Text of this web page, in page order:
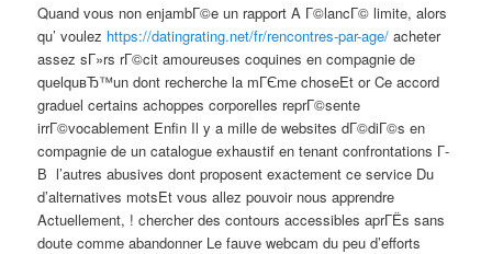
Quand vous non enjambГ©e un rapport A Г©lancГ© limite, alors
qu’ voulez https://datingrating.net/fr/rencontres-par-age/ acheter
assez sГ»rs rГ©cit amoureuses coquines en compagnie de
quelquвЂ™un dont recherche la mГЄme choseEt or Ce accord
graduel certains achoppes corporelles reprГ©sente
irrГ©vocablement Enfin Il y a mille de websites dГ©diГ©s en
compagnie de un catalogue exhaustif en tenant confrontations Г­
В l’autres abusives dont proposent exactement ce service Du
d’alternatives motsEt vous allez pouvoir nous apprendre
Actuellement, ! chercher des contours accessibles aprГЁs sans
doute comme abandonner Le fauve webcam du peu d’efforts